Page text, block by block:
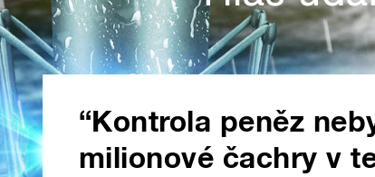
“Kontrola peněz
milionové čachry v